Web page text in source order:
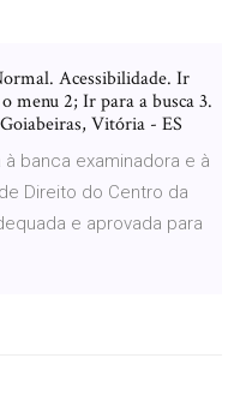
Acessibilidade. Ir
menu 2; Ir para a busca 3.
Vitória - ES
banca examinadora e à
Direito do Centro da
e aprovada para